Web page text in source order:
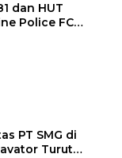
dan HUT
Police FC
PT SMG di
Turut